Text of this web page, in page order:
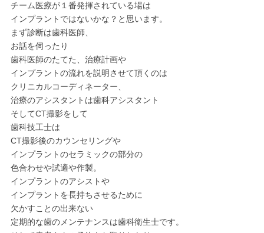
チーム医療が１番発揮されている場は
インプラントではないかな？と思います。
まず診断は歯科医師、
お話を伺ったり
歯科医師のたてた、治療計画や
インプラントの流れを説明させて頂くのは
クリニカルコーディネーター、
治療のアシスタントは歯科アシスタント
そしてCT撮影をして
歯科技工士は
CT撮影後のカウンセリングや
インプラントのセラミックの部分の
色合わせや試適や作製。
インプラントのアシストや
インプラントを長持ちさせるために
欠かすことの出来ない
定期的な歯のメンテナンスは歯科衛生士です。